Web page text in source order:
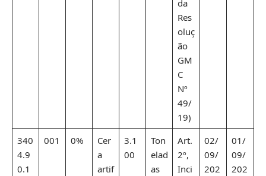
da
Res
oluç
ão
GM
C
Nº
49/
19)
340
4.9
0.1
001 0%
Cer
a
artif
3.1
00
Ton
elad
as
Art.
2º,
Inci
02/
09/
202
01/
09/
202